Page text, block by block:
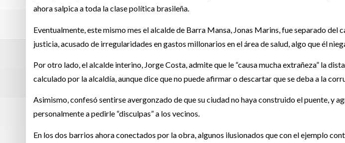
ahora salpica a toda la clase política brasileña.
Eventualmente, este mismo mes el alcalde de Barra Mansa, Jonas Marins, fue separado del
justicia, acusado de irregularidades en gastos millonarios en el área de salud, algo que él
Por otro lado, el alcalde interino, Jorge Costa, admite que le “causa mucha extrañeza” la
calculado por la alcaldía, aunque dice que no puede afirmar o descartar que se deba a la
Asimismo, confesó sentirse avergonzadode que su ciudad no haya construido el puente, y
personalmente a pedirle “disculpas” a los vecinos.
En los dos barrios ahora conectados por la obra, algunos ilusionados que con el ejemplo